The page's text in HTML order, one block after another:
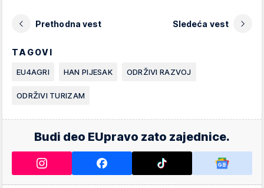
Prethodna vest Sledeća vest
TAGOVI
EU4AGRI HAN PIJESAK ODRŽIVI RAZVOJ
ODRŽIVI TURIZAM
Budi deo EUpravo zato zajednice.